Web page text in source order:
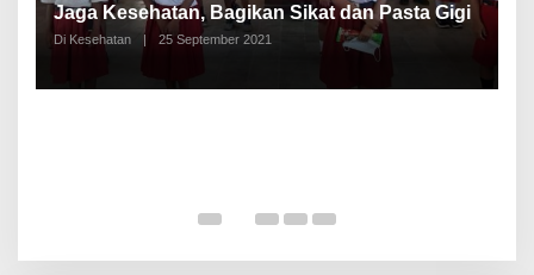
Jaga Kesehatan, Bagikan Sikat dan Pasta Gigi
Di Kesehatan | 25 September 2021